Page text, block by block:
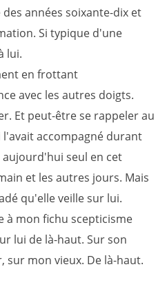
années soixante-dix et
Si typique d'une
lui.
en frottant
avec les autres doigts.
Et peut-être se rappeler au
accompagné durant
seul en cet
et les autres jours. Mais
qu'elle veille sur lui.
à mon fichu scepticisme
lui de là-haut. Sur son
sur mon vieux. De là-haut.